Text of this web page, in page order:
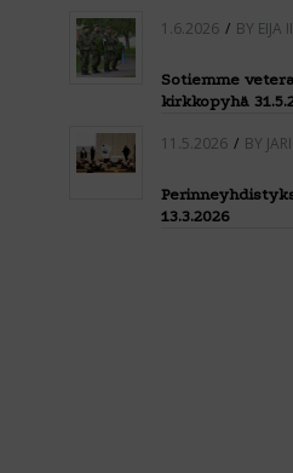
1.6.2026 / BY EIJA
Sotiemme
kirkkopyhä
11.5.2026 / BY
13.3.2026